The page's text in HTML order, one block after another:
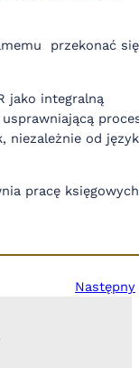
przekonać się
jako integralną
niezależnie od
pracę
Następny